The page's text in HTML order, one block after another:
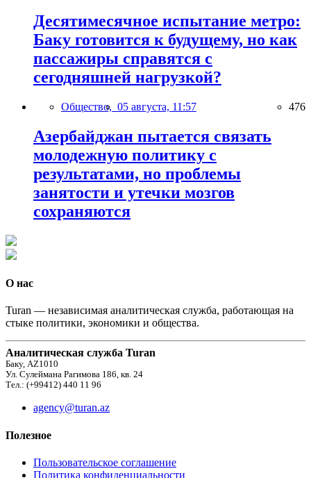
Десятимесячное испытание метро:
Баку готовится к будущему, но как
пассажиры справятся с
сегодняшней нагрузкой?
Общество, 05 августа, 11:57 476
Азербайджан пытается связать
молодежную политику с
результатами, но проблемы
занятости и утечки мозгов
сохраняются
О нас
Turan — независимая аналитическая служба, работающая на
стыке политики, экономики и общества.
Аналитическая служба Turan
Баку, AZ1010
Ул. Сулеймана Рагимова 186, кв. 24
Тел.: (+99412) 440 11 96
agency@turan.az
Полезное
Пользовательское соглашение
Политика конфиденциальности